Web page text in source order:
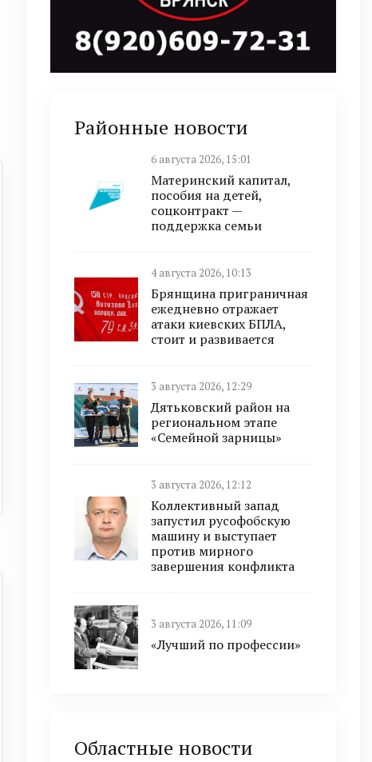
Районные новости
6 августа 2026, 15:01
Материнский капитал,
пособия на детей,
соцконтракт —
поддержка семьи
4 августа 2026, 10:13
Брянщина приграничная
ежедневно отражает
атаки киевских БПЛА,
стоит и развивается
3 августа 2026, 12:29
Дятьковский район на
региональном этапе
«Семейной зарницы»
3 августа 2026, 12:12
Коллективный запад
запустил русофобскую
машину и выступает
против мирного
завершения конфликта
3 августа 2026, 11:09
«Лучший по профессии»
Областные новости